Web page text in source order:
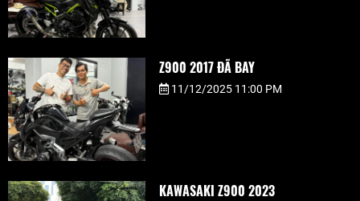
Z900 2017 ĐÃ BAY
11/12/2025 11:00 PM
KAWASAKI Z900 2023